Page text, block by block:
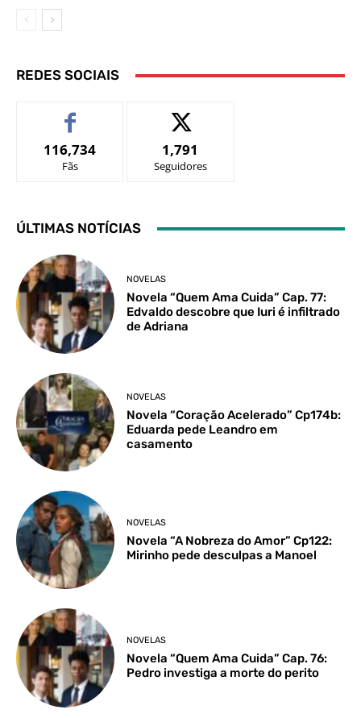
REDES SOCIAIS
116,734
Fãs
1,791
Seguidores
ÚLTIMAS NOTÍCIAS
NOVELAS
Novela “Quem Ama Cuida” Cap. 77:
Edvaldo descobre que Iuri é infiltrado
de Adriana
NOVELAS
Novela “Coração Acelerado” Cp174b:
Eduarda pede Leandro em
casamento
NOVELAS
Novela “A Nobreza do Amor” Cp122:
Mirinho pede desculpas a Manoel
NOVELAS
Novela “Quem Ama Cuida” Cap. 76:
Pedro investiga a morte do perito